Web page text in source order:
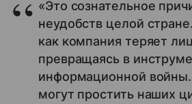
«Это сознательное
неудобств целой
как компания теряет
превращаясь в
информационной
могут простить наших